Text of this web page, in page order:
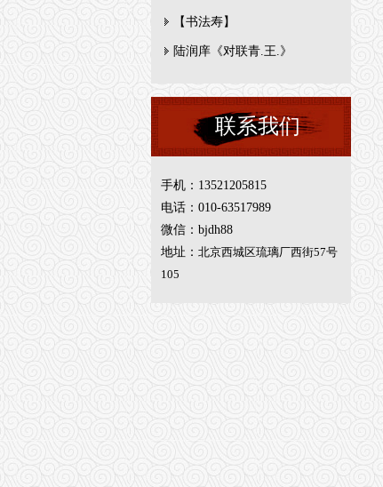
【书法寿】
陆润庠《对联青.王.》
联系我们
手机：13521205815
电话：010-63517989
微信：bjdh88
地址： 北京西城区琉璃厂西街57号
105